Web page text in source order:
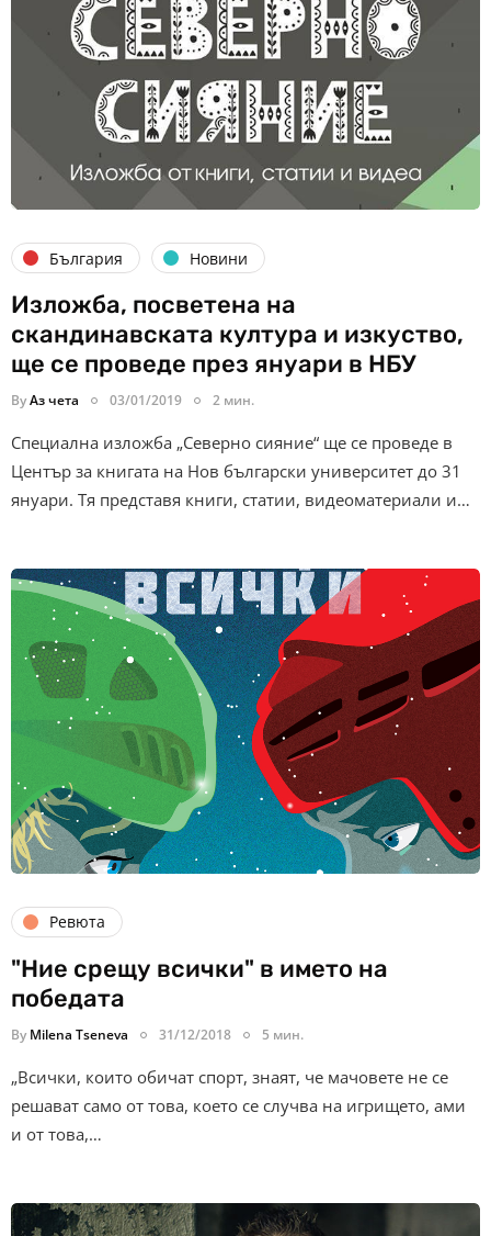
България Новини
Изложба, посветена на
скандинавската култура и изкуство,
ще се проведе през януари в НБУ
ByАз чета 03/01/2019 2 мин.
Специална изложба „Северно сияние“ ще се проведе в
Център за книгата на Нов български университет до 31
януари. Тя представя книги, статии, видеоматериали и…
Ревюта
"Ние срещу всички" в името на
победата
By Milena Tseneva 31/12/2018 5 мин.
„Всички, които обичат спорт, знаят, че мачовете не се
решават само от това, което се случва на игрището, ами
и от това,…